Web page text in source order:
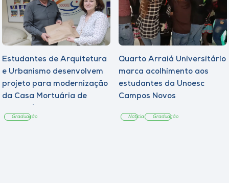
Estudantes de Arquitetura
e Urbanismo desenvolvem
projeto para modernização
da Casa Mortuária de
Graduação
Quarto Arraiá Universitário
marca acolhimento aos
estudantes da Unoesc
Campos Novos
Notícia Graduação